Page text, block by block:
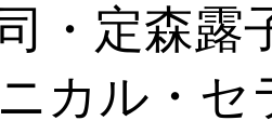
・定森露
カル・